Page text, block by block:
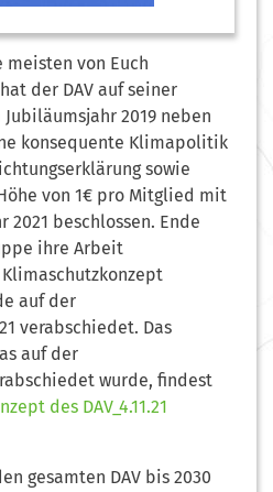
von Euch
der DAV auf seiner
2019 neben
konsequente Klimapolitik
sowie
von 1€ pro Mitglied mit
2021 beschlossen. Ende
ihre Arbeit
auf der
verabschiedet. Das
auf der
wurde, findest
des DAV_4.11.21
gesamten DAV bis 2030